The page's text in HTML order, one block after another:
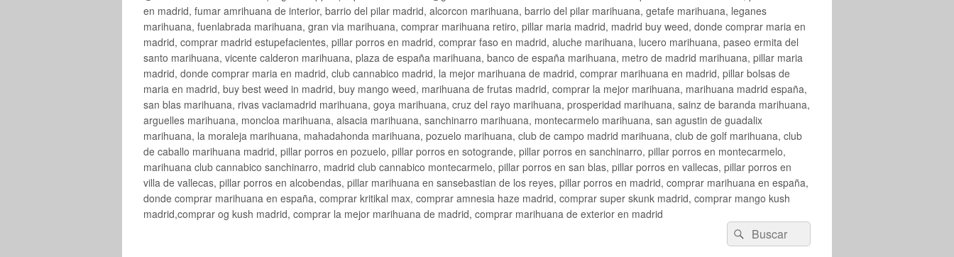
en madrid, fumar amrihuana de interior, barrio del pilar madrid, alcorcon marihuana, barrio del pilar marihuana, getafe marihuana, leganes
marihuana, fuenlabrada marihuana, gran via marihuana, comprar marihuana retiro, pillar maria madrid, madrid buy weed, donde comprar maria en
madrid, comprar madrid estupefacientes, pillar porros en madrid, comprar faso en madrid, aluche marihuana, lucero marihuana, paseo ermita del
santo marihuana, vicente calderon marihuana, plaza de españa marihuana, banco de españa marihuana, metro de madrid marihuana, pillar maria
madrid, donde comprar maria en madrid, club cannabico madrid, la mejor marihuana de madrid, comprar marihuana en madrid, pillar bolsas de
maria en madrid, buy best weed in madrid, buy mango weed, marihuana de frutas madrid, comprar la mejor marihuana, marihuana madrid españa,
san blas marihuana, rivas vaciamadrid marihuana, goya marihuana, cruz del rayo marihuana, prosperidad marihuana, sainz de baranda marihuana,
arguelles marihuana, moncloa marihuana, alsacia marihuana, sanchinarro marihuana, montecarmelo marihuana, san agustin de guadalix
marihuana, la moraleja marihuana, mahadahonda marihuana, pozuelo marihuana, club de campo madrid marihuana, club de golf marihuana, club
de caballo marihuana madrid, pillar porros en pozuelo, pillar porros en sotogrande, pillar porros en sanchinarro, pillar porros en montecarmelo,
marihuana club cannabico sanchinarro, madrid club cannabico montecarmelo, pillar porros en san blas, pillar porros en vallecas, pillar porros en
villa de vallecas, pillar porros en alcobendas, pillar marihuana en sansebastian de los reyes, pillar porros en madrid, comprar marihuana en españa,
donde comprar marihuana en españa, comprar kritikal max, comprar amnesia haze madrid, comprar super skunk madrid, comprar mango kush
madrid,comprar og kush madrid, comprar la mejor marihuana de madrid, comprar marihuana de exterior en madrid
Buscar
por:
Buscar